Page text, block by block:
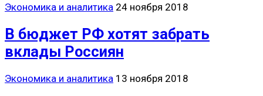
Экономика и аналитика 24 ноября 2018
В бюджет РФ хотят забрать
вклады Россиян
Экономика и аналитика 13 ноября 2018